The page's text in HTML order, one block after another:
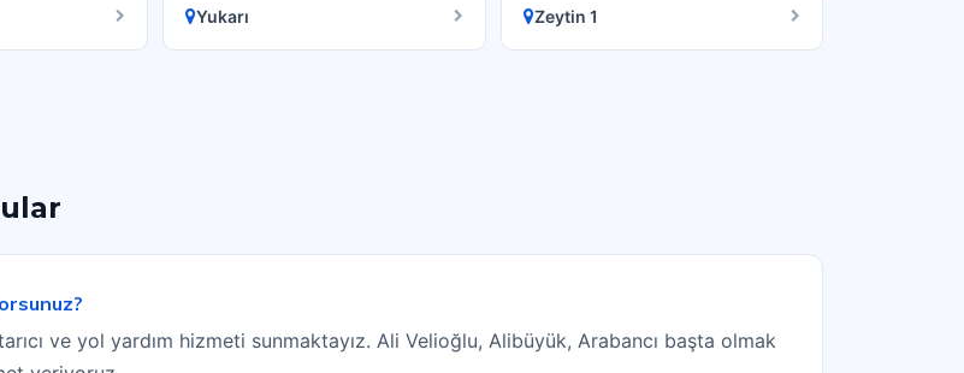
Yukarı Zeytin 1
ve yol yardım hizmeti sunmaktayız. Ali Velioğlu, Alibüyük, Arabancı başta olmak